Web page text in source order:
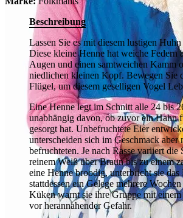
Beschreibung
Lassen Sie es mit diesem lustigen
Diese kleine Henne hat weiche Federn
Augen und einen samtweichen Kamm
niedlichen kleinen Kopf. Bewegen Sie
Flügel, um diesem geselligen Vogel
Eine Henne legt im Schnitt alle 24 bis
unabhängig davon, ob zuvor ein Hahn
gesorgt hat. Unbefruchtete Eier
unterscheiden sich im Geschmack aber
befruchteten. Je nach Rasse variiert die
reinem Weiß über Braun bis zu einem
eine Henne broodig, unterbricht sie das
stattdessen ein Gelege mehrere
Küken warnt sie ihre Gruppe mit
vor herannahender Gefahr.